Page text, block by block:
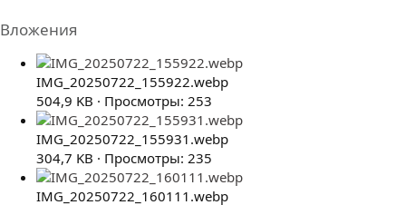
Вложения
IMG_20250722_155922.webp
504,9 KB · Просмотры: 253
IMG_20250722_155931.webp
304,7 KB · Просмотры: 235
IMG_20250722_160111.webp